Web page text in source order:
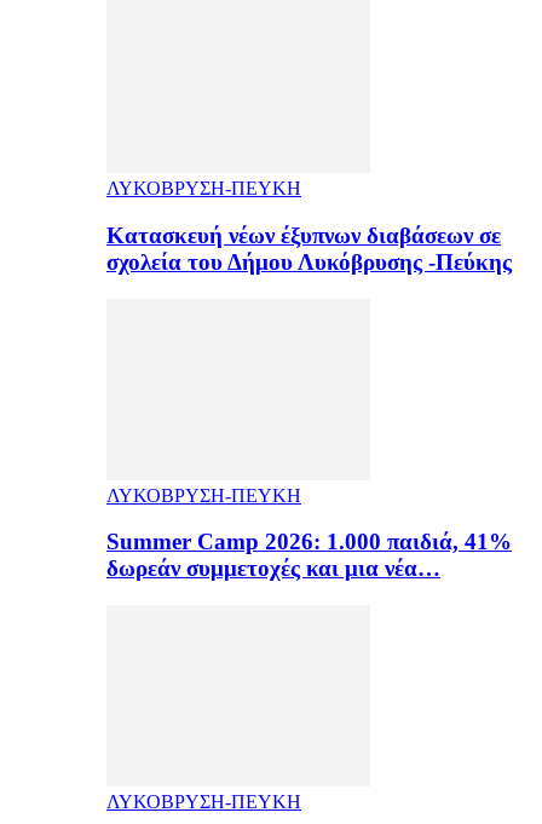
ΛΥΚΟΒΡΥΣΗ-ΠΕΥΚΗ
Κατασκευή νέων έξυπνων διαβάσεων σε
σχολεία του Δήμου Λυκόβρυσης -Πεύκης
ΛΥΚΟΒΡΥΣΗ-ΠΕΥΚΗ
Summer Camp 2026: 1.000 παιδιά, 41%
δωρεάν συμμετοχές και μια νέα…
ΛΥΚΟΒΡΥΣΗ-ΠΕΥΚΗ